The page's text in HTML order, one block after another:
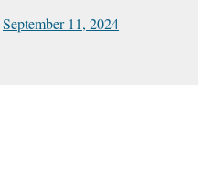
September 11, 2024